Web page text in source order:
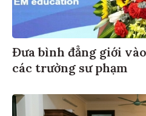
Đưa bình đẳng giới
các trường sư phạm